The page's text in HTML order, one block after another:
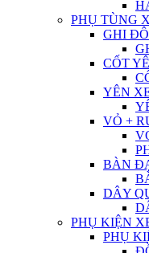
PHỤ TÙNG
GHI
CỐT
YÊN
VỎ +
BÀN
DÂY
PHỤ KIỆN
PHỤ